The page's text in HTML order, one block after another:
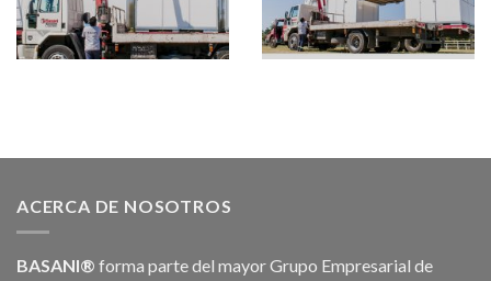
ACERCA DE NOSOTROS
BASANI® forma parte del mayor Grupo Empresarial de